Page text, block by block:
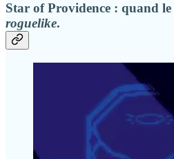
Star of Providence : quand le
roguelike.